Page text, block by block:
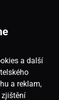
a další
a reklam,
zjištění